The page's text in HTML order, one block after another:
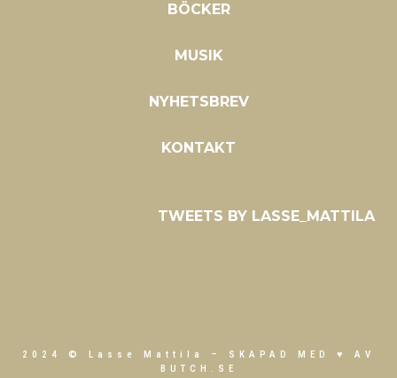
BÖCKER
MUSIK
NYHETSBREV
KONTAKT
TWEETS BY LASSE_MATTILA
2024 © Lasse Mattila – SKAPAD MED ♥ AV
BUTCH.SE